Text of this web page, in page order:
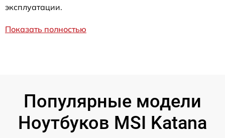
эксплуатации.
Показать полностью
Популярные модели
Ноутбуков MSI Katana